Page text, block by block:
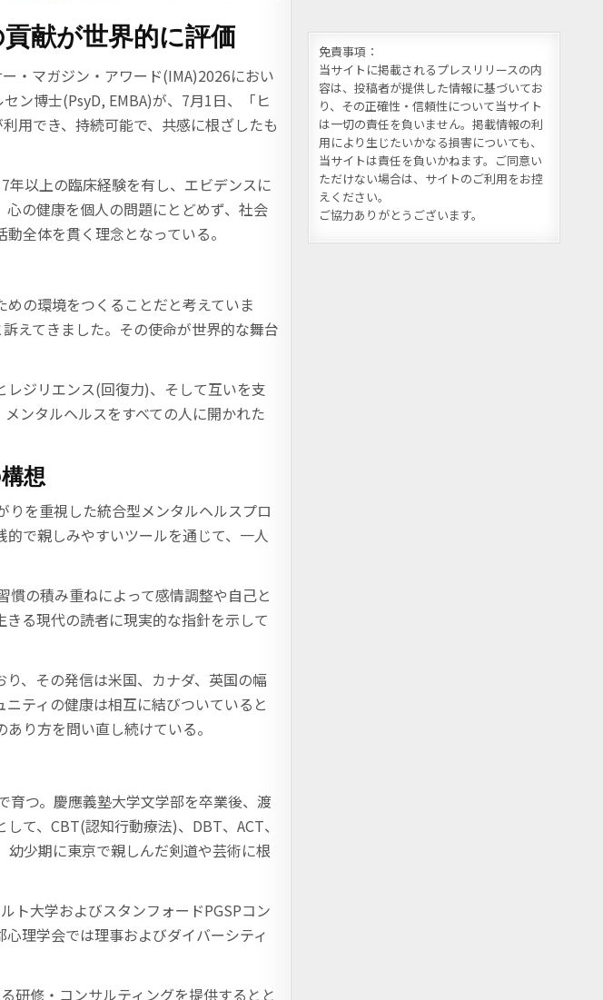
献が世界的に評価
・マガジン・アワード(IMA)2026におい
ン博士(PsyD, EMBA)が、7月1日、「ヒ
用でき、持続可能で、共感に根ざしたも
以上の臨床経験を有し、エビデンスに
の健康を個人の問題にとどめず、社会
全体を貫く理念となっている。
の環境をつくることだと考えていま
えてきました。その使命が世界的な舞台
ジリエンス(回復力)、そして互いを支
ンタルヘルスをすべての人に開かれた
想
を重視した統合型メンタルヘルスプロ
で親しみやすいツールを通じて、一人
の積み重ねによって感情調整や自己と
る現代の読者に現実的な指針を示して
、その発信は米国、カナダ、英国の幅
ティの健康は相互に結びついていると
り方を問い直し続けている。
育つ。慶應義塾大学文学部を卒業後、渡
て、CBT(認知行動療法)、DBT、ACT、
幼少期に東京で親しんだ剣道や芸術に根
ト大学およびスタンフォードPGSPコン
理学会では理事およびダイバーシティ
研修・コンサルティングを提供するとと
免責事項：
当サイトに掲載されるプレスリリースの内
容は、投稿者が提供した情報に基づいてお
り、その正確性・信頼性について当サイト
は一切の責任を負いません。掲載情報の利
用により生じたいかなる損害についても、
当サイトは責任を負いかねます。ご同意い
ただけない場合は、サイトのご利用をお控
えください。
ご協力ありがとうございます。